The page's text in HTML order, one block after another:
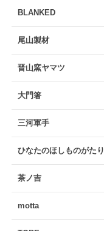
BLANKED
尾山製材
晋山窯ヤマツ
大門箸
三河軍手
ひなたのほしものがたり
茶ノ吉
motta